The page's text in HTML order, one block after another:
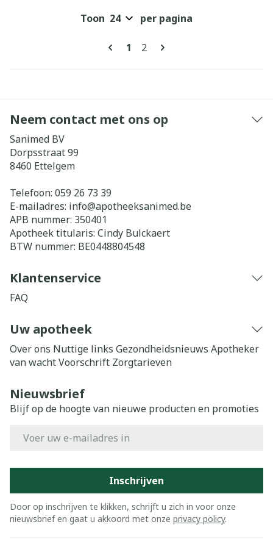
Pagina's
U lees momenteel pagina
1 Pagina
2
Toon per pagina
Neem contact met ons op
Sanimed BV
Dorpsstraat 99
8460 Ettelgem
Telefoon: 059 26 73 39
E-mailadres: info@apotheeksanimed.be
APB nummer: 350401
Apotheek titularis: Cindy Bulckaert
BTW nummer: BE0448804548
Klantenservice
FAQ
Uw apotheek
Over ons Nuttige links Gezondheidsnieuws Apotheker
van wachtVoorschrift Zorgtarieven
Nieuwsbrief
Blijf op de hoogte van nieuwe producten en promoties
Inschrijven
Door op inschrijven te klikken, schrijft u zich in voor onze
nieuwsbrief en gaat u akkoord met onze privacy policy.